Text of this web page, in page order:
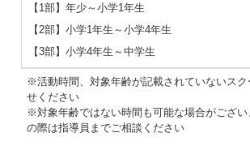
【1部】年少～小学1年生
【2部】小学1年生～小学4年生
【3部】小学4年生～中学生
※活動時間、対象年齢が記載されていないスク
せください
※対象年齢ではない時間も可能な場合がござい
の際は指導員までご相談ください